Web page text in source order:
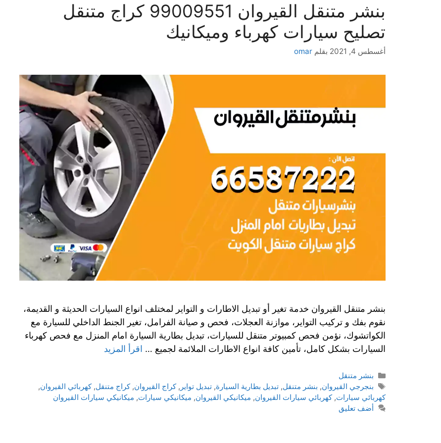
بنشر متنقل القيروان 99009551‬ كراج متنقل
تصليح سيارات كهرباء وميكانيك
أغسطس 4, 2021 بقلم omar
بنشر متنقل القيروان خدمة تغير أو تبديل الاطارات و التواير لمختلف انواع السيارات الحديثة و القديمة،
نقوم بفك و تركيب التواير، موازنة العجلات، فحص و صيانة الفرامل، تغير الجنط الداخلي للسيارة مع
الكواتشوك، نؤمن فحص كمبيوتر متنقل للسيارات، تبديل بطارية السيارة امام المنزل مع فحص كهرباء
السيارات بشكل كامل، تأمين كافة انواع الاطارات الملائمة لجميع … اقرأ المزيد
بنشر متنقل
بنجرجي القيروان, بنشر متنقل,تبديل بطارية السيارة,تبديل تواير ,كراج القيروان,كراج متنقل,كهربائي القيروان,
كهربائي سيارات,كهربائي سيارات القيروان, ميكانيكي القيروان, ميكانيكي سيارات, ميكانيكي سيارات القيروان
أضف تعليق